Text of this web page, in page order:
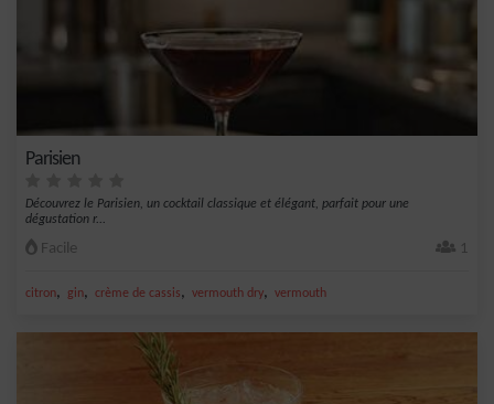
Parisien
Découvrez le Parisien, un cocktail classique et élégant, parfait pour une
dégustation r...
Facile 1
citron, gin, crème de cassis, vermouth dry, vermouth